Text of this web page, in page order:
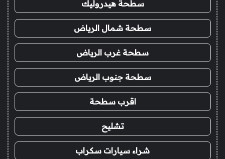
سطحة هيدروليك
سطحة شمال الرياض
سطحة غرب الرياض
سطحة جنوب الرياض
اقرب سطحة
تشليح
شراء سيارات سكراب